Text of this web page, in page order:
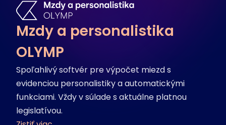
Mzdy a personalistika
OLYMP
Spoľahlivý softvér pre výpočet miezd s
evidenciou personalistiky a automatickými
funkciami. Vždy v súlade s aktuálne platnou
legislatívou.